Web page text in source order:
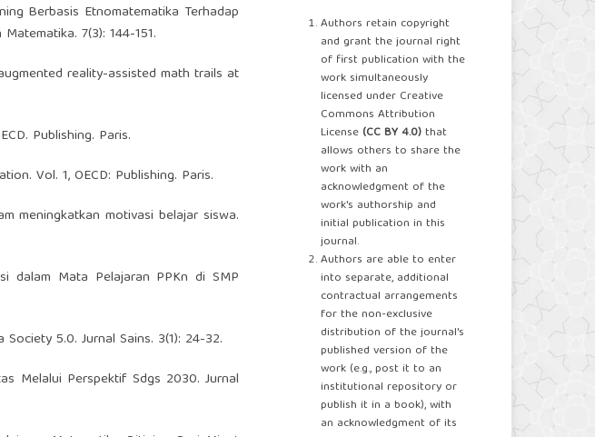
Berbasis Etnomatematika Terhadap
7(3): 144-151.
reality-assisted math trails at
Publishing. Paris.
Vol. 1, OECD: Publishing. Paris.
meningkatkan motivasi belajar siswa.
dalam Mata Pelajaran PPKn di SMP
5.0. Jurnal Sains. 3(1): 24-32.
Melalui Perspektif Sdgs 2030. Jurnal
Authors retain copyright
and grant the journal right
of first publication with the
work simultaneously
licensed under Creative
Commons Attribution
License (CC BY 4.0)that
allows others to share the
work with an
acknowledgment of the
work's authorship and
initial publication in this
journal.
Authors are able to enter
into separate, additional
contractual arrangements
for the non-exclusive
distribution of the journal's
published version of the
work (e.g., post it to an
institutional repository or
publish it in a book), with
an acknowledgment of its